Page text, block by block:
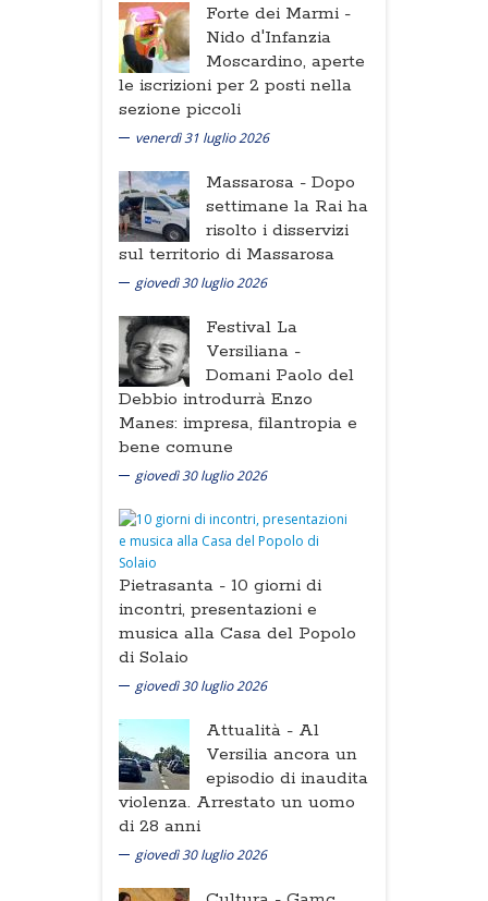
Forte dei Marmi -
Nido d'Infanzia
Moscardino, aperte
le iscrizioni per 2 posti nella
sezione piccoli
venerdì 31 luglio 2026
Massarosa - Dopo
settimane la Rai ha
risolto i disservizi
sul territorio di Massarosa
giovedì 30 luglio 2026
Festival La
Versiliana -
Domani Paolo del
Debbio introdurrà Enzo
Manes: impresa, filantropia e
bene comune
giovedì 30 luglio 2026
Pietrasanta - 10 giorni di
incontri, presentazioni e
musica alla Casa del Popolo
di Solaio
giovedì 30 luglio 2026
Attualità - Al
Versilia ancora un
episodio di inaudita
violenza. Arrestato un uomo
di 28 anni
giovedì 30 luglio 2026